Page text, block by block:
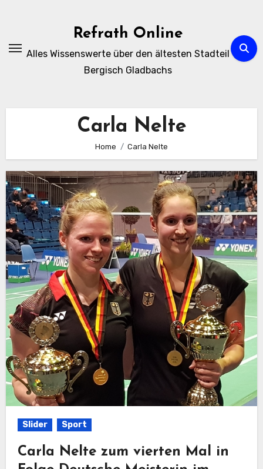
Refrath Online
Alles Wissenswerte über den ältesten Stadteil
Bergisch Gladbachs
Carla Nelte
Home Carla Nelte
Slider Sport
Carla Nelte zum vierten Mal in